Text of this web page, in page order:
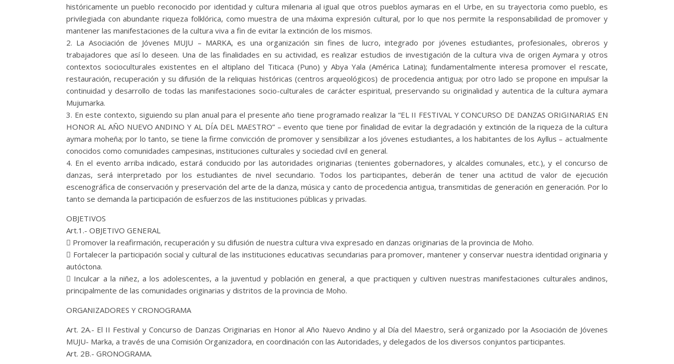
históricamente un pueblo reconocido por identidad y cultura milenaria al igual que otros pueblos aymaras en el Urbe, en su trayectoria como pueblo, es
privilegiada con abundante riqueza folklórica, como muestra de una máxima expresión cultural, por lo que nos permite la responsabilidad de promover y
mantener las manifestaciones de la cultura viva a fin de evitar la extinción de los mismos.
2. La Asociación de Jóvenes MUJU – MARKA, es una organización sin fines de lucro, integrado por jóvenes estudiantes, profesionales, obreros y
trabajadores que así lo deseen. Una de las finalidades en su actividad, es realizar estudios de investigación de la cultura viva de origen Aymara y otros
contextos socioculturales existentes en el altiplano del Titicaca (Puno) y Abya Yala (América Latina); fundamentalmente interesa promover el rescate,
restauración, recuperación y su difusión de la reliquias históricas (centros arqueológicos) de procedencia antigua; por otro lado se propone en impulsar la
continuidad y desarrollo de todas las manifestaciones socio-culturales de carácter espiritual, preservando su originalidad y autentica de la cultura aymara
Mujumarka.
3. En este contexto, siguiendo su plan anual para el presente año tiene programado realizar la “EL II FESTIVAL Y CONCURSO DE DANZAS ORIGINARIAS EN
HONOR AL AÑO NUEVO ANDINO Y AL DÍA DEL MAESTRO” – evento que tiene por finalidad de evitar la degradación y extinción de la riqueza de la cultura
aymara moheña; por lo tanto, se tiene la firme convicción de promover y sensibilizar a los jóvenes estudiantes, a los habitantes de los Ayllus – actualmente
conocidos como comunidades campesinas, instituciones culturales y sociedad civil en general.
4. En el evento arriba indicado, estará conducido por las autoridades originarias (tenientes gobernadores, y alcaldes comunales, etc.), y el concurso de
danzas, será interpretado por los estudiantes de nivel secundario. Todos los participantes, deberán de tener una actitud de valor de ejecución
escenográfica de conservación y preservación del arte de la danza, música y canto de procedencia antigua, transmitidas de generación en generación. Por lo
tanto se demanda la participación de esfuerzos de las instituciones públicas y privadas.
OBJETIVOS
Art.1.- OBJETIVO GENERAL
 Promover la reafirmación, recuperación y su difusión de nuestra cultura viva expresado en danzas originarias de la provincia de Moho.
 Fortalecer la participación social y cultural de las instituciones educativas secundarias para promover, mantener y conservar nuestra identidad originaria y
autóctona.
 Inculcar a la niñez, a los adolescentes, a la juventud y población en general, a que practiquen y cultiven nuestras manifestaciones culturales andinos,
principalmente de las comunidades originarias y distritos de la provincia de Moho.
ORGANIZADORES Y CRONOGRAMA
Art. 2A.- El II Festival y Concurso de Danzas Originarias en Honor al Año Nuevo Andino y al Día del Maestro, será organizado por la Asociación de Jóvenes
MUJU- Marka, a través de una Comisión Organizadora, en coordinación con las Autoridades, y delegados de los diversos conjuntos participantes.
Art. 2B.- GRONOGRAMA.